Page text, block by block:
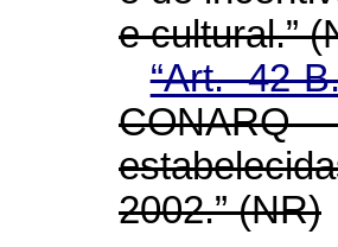
e cultural.”
“Art. 42-
2002.” (NR)